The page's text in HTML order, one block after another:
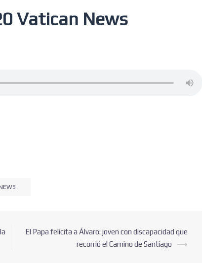
Vatican News
El Papa felicita a Álvaro: joven con discapacidad que
recorrió el Camino de Santiago
⟶